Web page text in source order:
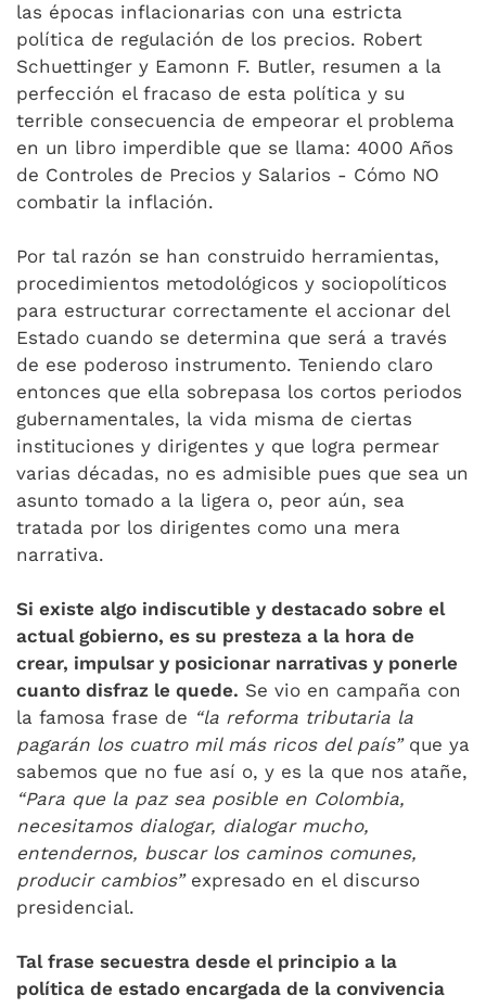
las épocas inflacionarias con una estricta
política de regulación de los precios. Robert
Schuettinger y Eamonn F. Butler, resumen a la
perfección el fracaso de esta política y su
terrible consecuencia de empeorar el problema
en un libro imperdible que se llama: 4000 Años
de Controles de Precios y Salarios - Cómo NO
combatir la inflación.
Por tal razón se han construido herramientas,
procedimientos metodológicos y sociopolíticos
para estructurar correctamente el accionar del
Estado cuando se determina que será a través
de ese poderoso instrumento. Teniendo claro
entonces que ella sobrepasa los cortos periodos
gubernamentales, la vida misma de ciertas
instituciones y dirigentes y que logra permear
varias décadas, no es admisible pues que sea un
asunto tomado a la ligera o, peor aún, sea
tratada por los dirigentes como una mera
narrativa.
Si existe algo indiscutible y destacado sobre el
actual gobierno, es su presteza a la hora de
crear, impulsar y posicionar narrativas y ponerle
cuanto disfraz le quede. Se vio en campaña con
la famosa frase de “la reforma tributaria la
pagarán los cuatro mil más ricos del país”que ya
sabemos que no fue así o, y es la que nos atañe,
“Para que la paz sea posible en Colombia,
necesitamos dialogar, dialogar mucho,
entendernos, buscar los caminos comunes,
producir cambios”expresado en el discurso
presidencial.
Tal frase secuestra desde el principio a la
política de estado encargada de la convivencia